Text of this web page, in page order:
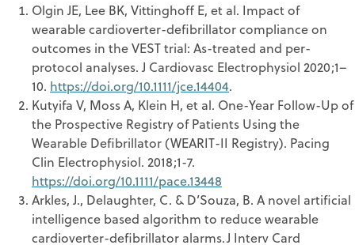
Olgin JE, Lee BK, Vittinghoff E, et al. Impact of
wearable cardioverter-defibrillator compliance on
outcomes in the VEST trial: As-treated and per-
protocol analyses. J Cardiovasc Electrophysiol 2020;1–
10. https://doi.org/10.1111/jce.14404.
Kutyifa V, Moss A, Klein H, et al. One-Year Follow-Up of
the Prospective Registry of Patients Using the
Wearable Defibrillator (WEARIT-II Registry). Pacing
Clin Electrophysiol. 2018;1-7.
https://doi.org/10.1111/pace.13448
Arkles, J., Delaughter, C. & D’Souza, B. A novel artificial
intelligence based algorithm to reduce wearable
cardioverter-defibrillator alarms.J Interv Card